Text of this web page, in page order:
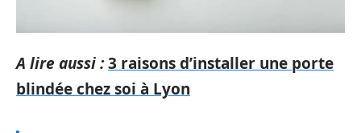
A lire aussi :3 raisons d’installer une porte
blindée chez soi à Lyon